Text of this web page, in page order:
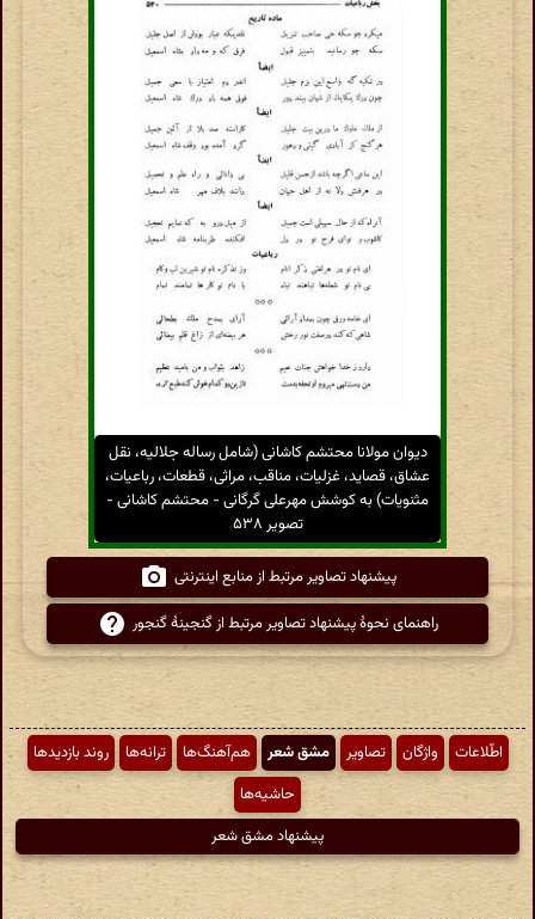
دیوان مولانا محتشم کاشانی (شامل رساله جلالیه، نقل
عشاق، قصاید، غزلیات، مناقب، مراثی، قطعات، رباعیات،
مثنویات) به کوشش مهرعلی گرگانی - محتشم کاشانی -
تصویر ۵۳۸
پیشنهاد تصاویر مرتبط از منابع اینترنتی
راهنمای نحوهٔ پیشنهاد تصاویر مرتبط از گنجینهٔ گنجور
اطّلاعات واژگان تصاویر مشق شعر هم‌آهنگ‌ها ترانه‌ها
روند بازدیدها
حاشیه‌ها
پیشنهاد مشق شعر